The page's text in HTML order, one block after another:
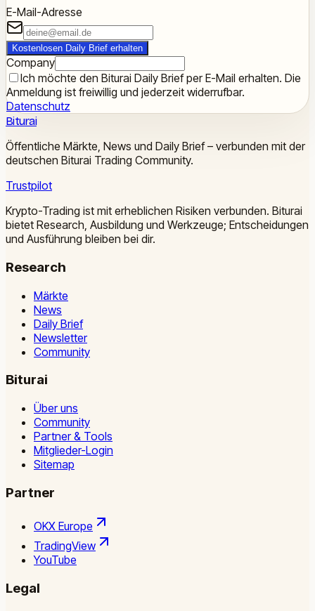
E-Mail-Adresse
Kostenlosen Daily Brief erhalten
Company
Ich möchte den Biturai Daily Brief per E-Mail erhalten. Die
Anmeldung ist freiwillig und jederzeit widerrufbar.
Datenschutz
Biturai
Öffentliche Märkte, News und Daily Brief – verbunden mit der
deutschen Biturai Trading Community.
Trustpilot
Krypto-Trading ist mit erheblichen Risiken verbunden. Biturai
bietet Research, Ausbildung und Werkzeuge; Entscheidungen
und Ausführung bleiben bei dir.
Research
Märkte
News
Daily Brief
Newsletter
Community
Biturai
Über uns
Community
Partner & Tools
Mitglieder-Login
Sitemap
Partner
OKX Europe
TradingView
YouTube
Legal